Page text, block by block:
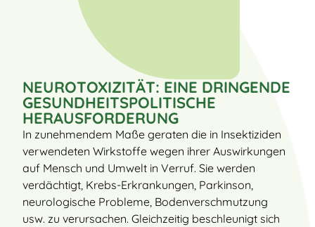
NEUROTOXIZITÄT: EINE DRINGENDE
GESUNDHEITSPOLITISCHE
HERAUSFORDERUNG
In zunehmendem Maße geraten die in Insektiziden
verwendeten Wirkstoffe wegen ihrer Auswirkungen
auf Mensch und Umwelt in Verruf. Sie werden
verdächtigt, Krebs-Erkrankungen, Parkinson,
neurologische Probleme, Bodenverschmutzung
usw. zu verursachen. Gleichzeitig beschleunigt sich